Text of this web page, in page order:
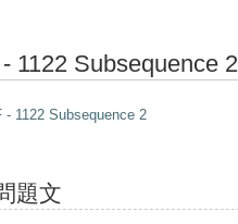
1122 Subsequence 2
- 1122 Subsequence 2
題文